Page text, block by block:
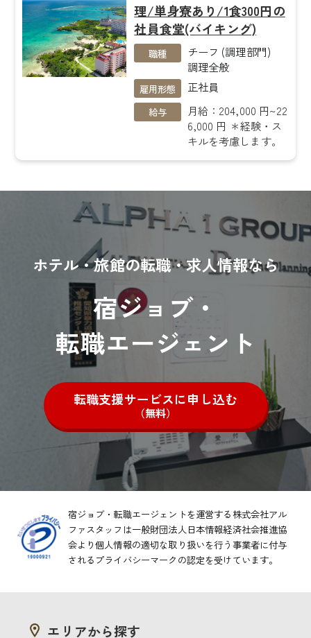
理/単身寮あり/1食300円の
社員食堂(バイキング)
職種
チーフ (調理部門)
調理全般
雇用形態 正社員
給与
月給：204,000 円~22
6,000 円 ＊経験・ス
キルを考慮します。
ホテル・旅館の転職・求人情報なら
宿ジョブ・
転職エージェント
転職支援サービスに申し込む
（無料）
宿ジョブ・転職エージェントを運営する株式会社アル
ファスタッフは一般財団法人日本情報経済社会推進協
会より個人情報の適切な取り扱いを行う事業者に付与
されるプライバシーマークの認定を受けています。
エリアから探す